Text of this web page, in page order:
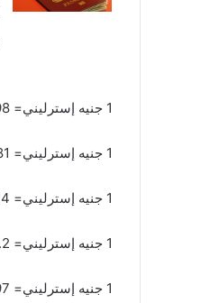
1 جنيه إسترليني= 0.98 دينار أردني.
1 جنيه إسترليني= 3.81 دينار تونسي.
1 جنيه إسترليني= 2024 دينار عراقي.
1 جنيه إسترليني= 5.2 ريال سعودي.
1 جنيه إسترليني= 2097 ليرة لبنانية.